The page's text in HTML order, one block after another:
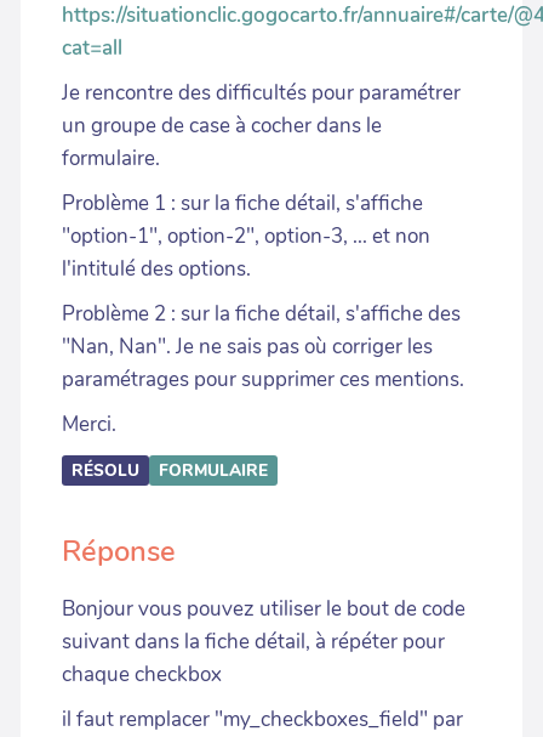
https://situationclic.gogocarto.fr/annuaire#/carte/
cat=all
Je rencontre des difficultés pour paramétrer
un groupe de case à cocher dans le
formulaire.
Problème 1 : sur la fiche détail, s'affiche
"option-1", option-2", option-3, ... et non
l'intitulé des options.
Problème 2 : sur la fiche détail, s'affiche des
"Nan, Nan". Je ne sais pas où corriger les
paramétrages pour supprimer ces mentions.
Merci.
RÉSOLU FORMULAIRE
Réponse
Bonjour vous pouvez utiliser le bout de code
suivant dans la fiche détail, à répéter pour
chaque checkbox
il faut remplacer "my_checkboxes_field" par